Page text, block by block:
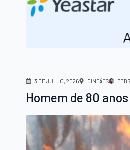
3 DE JULHO, 2026 CINFÃES
Homem de 80